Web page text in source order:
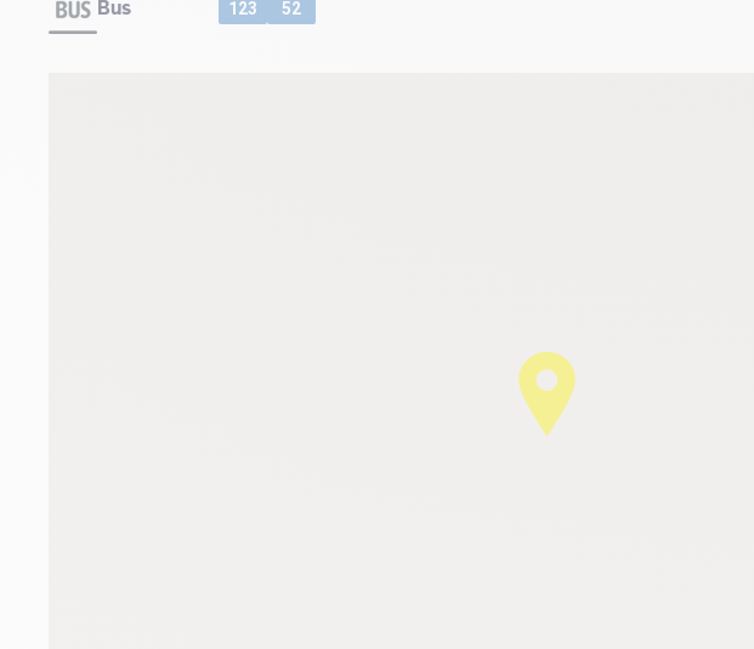
Bus 123 52